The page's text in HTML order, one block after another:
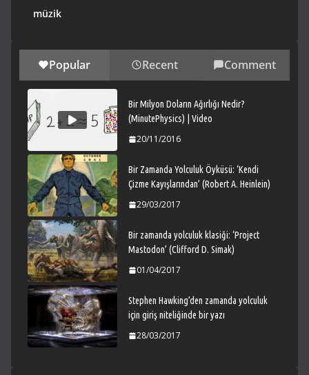
müzik
Popular Recent Comment
Bir Milyon Doların Ağırlığı Nedir?
(MinutePhysics) | Video
20/11/2016
Bir Zamanda Yolculuk Öyküsü: ‘Kendi
Çizme Kayışlarından’ (Robert A. Heinlein)
29/03/2017
Bir zamanda yolculuk klasiği: ‘Project
Mastodon’ (Clifford D. Simak)
01/04/2017
Stephen Hawking’den zamanda yolculuk
için giriş niteliğinde bir yazı
28/03/2017